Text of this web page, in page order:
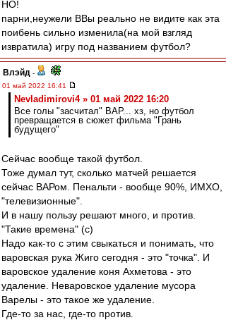
НО!
парни,неужели ВВы реально не видите как эта
поибень сильно изменила(на мой взгляд
извратила) игру под названием футбол?
Влэйд -
01 май 2022 16:41
Nevladimirovi4 » 01 май 2022 16:20
Все голы "засчитал" ВАР... хз, но футбол
превращается в сюжет фильма "Грань
будущего"
Сейчас вообще такой футбол.
Тоже думал тут, сколько матчей решается
сейчас ВАРом. Пенальти - вообще 90%, ИМХО,
"телевизионные".
И в нашу пользу решают много, и против.
"Такие времена" (с)
Надо как-то с этим свыкаться и понимать, что
варовская рука Жиго сегодня - это "точка". И
варовское удаление коня Ахметова - это
удаление. Неваровское удаление мусора
Варелы - это такое же удаление.
Где-то за нас, где-то против.